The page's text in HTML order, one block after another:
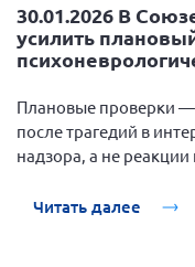
30.01.2026 В
усилить
Плановые проверки
после трагедий в
надзора, а не
Читать далее